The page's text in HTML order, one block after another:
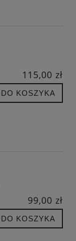
115,00 zł
DO KOSZYKA
99,00 zł
DO KOSZYKA